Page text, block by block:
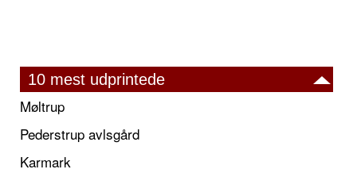
10 mest udprintede
Møltrup
Pederstrup avlsgård
Karmark